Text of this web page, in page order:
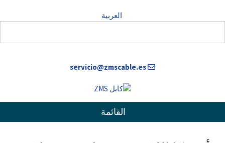
العربية
servicio@zmscable.es
القائمة